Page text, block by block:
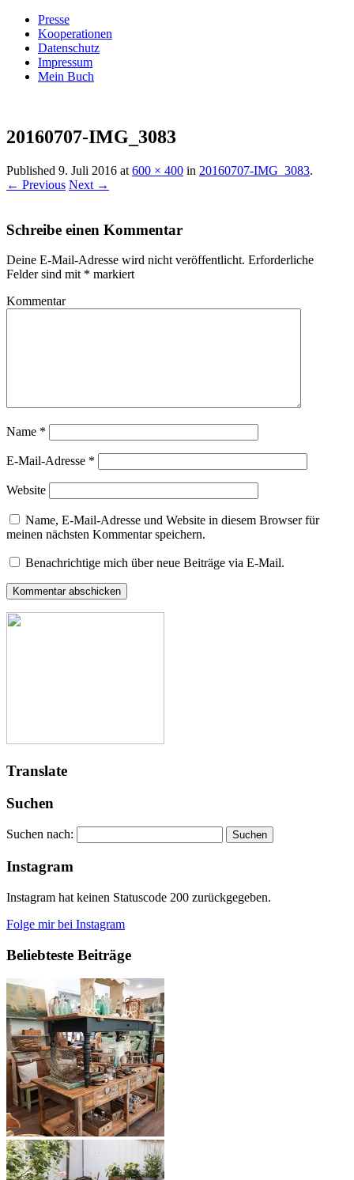
Presse
Kooperationen
Datenschutz
Impressum
Mein Buch
Villa König
20160707-IMG_3083
Published 9. Juli 2016 at 600 × 400 in 20160707-IMG_3083.
← Previous Next →
Schreibe einen Kommentar
Deine E-Mail-Adresse wird nicht veröffentlicht. Erforderliche
Felder sind mit * markiert
Kommentar
Name *
E-Mail-Adresse *
Website
Name, E-Mail-Adresse und Website in diesem Browser für
meinen nächsten Kommentar speichern.
Benachrichtige mich über neue Beiträge via E-Mail.
Translate
Suchen
Suchen nach:
Instagram
Instagram hat keinen Statuscode 200 zurückgegeben.
Folge mir bei Instagram
Beliebteste Beiträge